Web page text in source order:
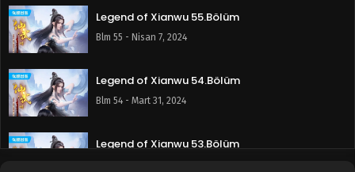
Legend of Xianwu 55.Bölüm
Blm 55 - Nisan 7, 2024
Legend of Xianwu 54.Bölüm
Blm 54 - Mart 31, 2024
Legend of Xianwu 53.Bölüm